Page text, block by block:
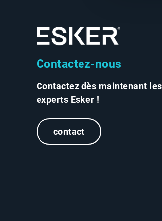
Contactez-nous
Contactez dès maintenant les
experts Esker !
contact